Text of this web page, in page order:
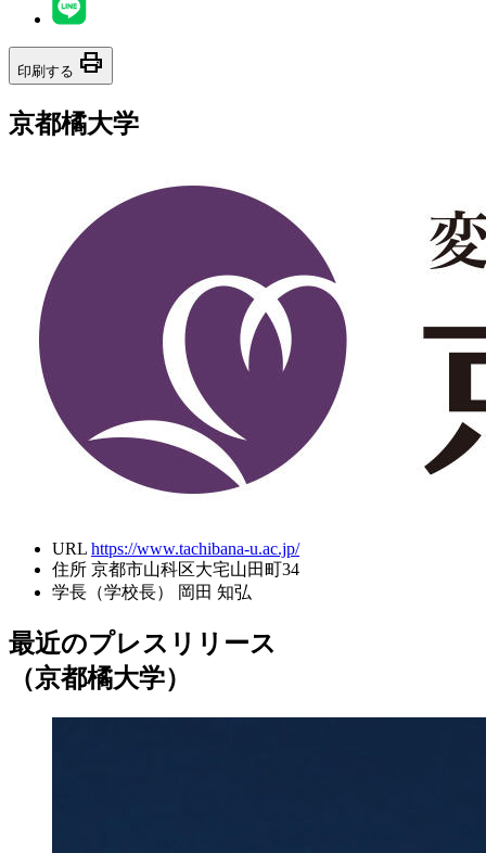
印刷する print
京都橘大学
URL https://www.tachibana-u.ac.jp/
住所 京都市山科区大宅山田町34
学長（学校長）
岡田 知弘
最近のプレスリリース
（京都橘大学）